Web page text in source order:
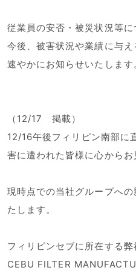
従業員の安否・被災状況等に
今後、被害状況や業績に与え
速やかにお知らせいたします
（12/17 掲載）
12/16午後フィリピン南部に
害に遭われた皆様に心からお
現時点での当社グループへ
たします。
フィリピンセブに所在する
CEBU FILTER